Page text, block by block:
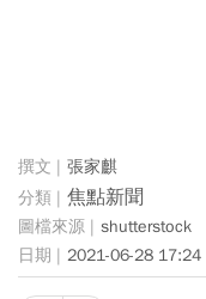
張家麒
焦點新聞
shutterstock
2021-06-28 17:24